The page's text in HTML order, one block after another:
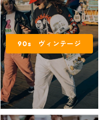
90s ヴィンテージ